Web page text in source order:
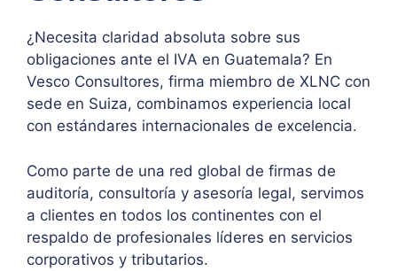
¿Necesita claridad absoluta sobre sus
obligaciones ante el IVA en Guatemala? En
Vesco Consultores, firma miembro de XLNC con
sede en Suiza, combinamos experiencia local
con estándares internacionales de excelencia.
Como parte de una red global de firmas de
auditoría, consultoría y asesoría legal, servimos
a clientes en todos los continentes con el
respaldo de profesionales líderes en servicios
corporativos y tributarios.